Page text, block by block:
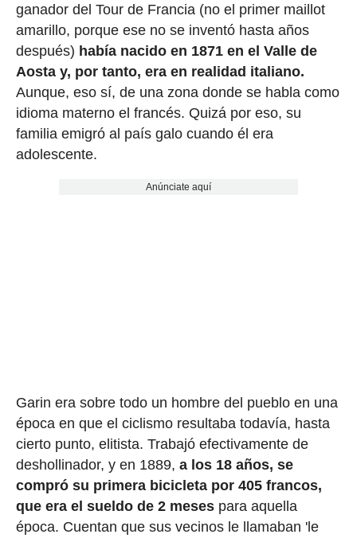
ganador del Tour de Francia (no el primer maillot
amarillo, porque ese no se inventó hasta años
después) había nacido en 1871 en el Valle de
Aosta y, por tanto, era en realidad italiano.
Aunque, eso sí, de una zona donde se habla como
idioma materno el francés. Quizá por eso, su
familia emigró al país galo cuando él era
adolescente.
Anúnciate aquí
Garin era sobre todo un hombre del pueblo en una
época en que el ciclismo resultaba todavía, hasta
cierto punto, elitista. Trabajó efectivamente de
deshollinador, y en 1889, a los 18 años, se
compró su primera bicicleta por 405 francos,
que era el sueldo de 2 mesespara aquella
época. Cuentan que sus vecinos le llamaban 'le